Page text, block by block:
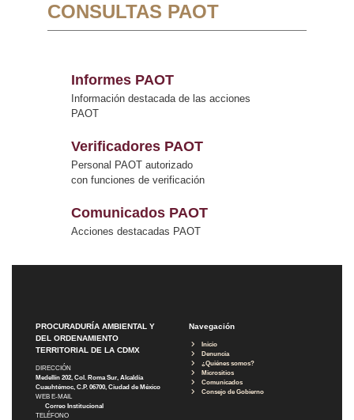
CONSULTAS PAOT
Informes PAOT
Información destacada de las acciones
PAOT
Verificadores PAOT
Personal PAOT autorizado
con funciones de verificación
Comunicados PAOT
Acciones destacadas PAOT
PROCURADURÍA AMBIENTAL Y
DEL ORDENAMIENTO
TERRITORIAL DE LA CDMX
DIRECCIÓN
Medellín 202, Col. Roma Sur, Alcaldía
Cuauhtémoc, C.P. 06700, Ciudad de México
WEB E-MAIL
Correo Institucional
TELÉFONO
Navegación
Inicio
Denuncia
¿Quiénes somos?
Micrositios
Comunicados
Consejo de Gobierno